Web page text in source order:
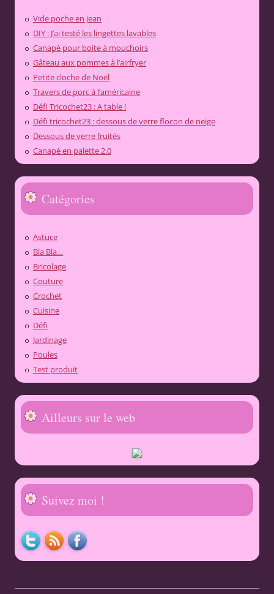
Vide poche en jean
DIY : J’ai testé les lingettes lavables
Canapé pour boite à mouchoirs
Gâteau aux pommes à l’airfryer
Petite cloche de Noël
Travers de porc à l’américaine
Défi Tricochet23 : A table !
Défi tricochet23 : dessous de verre flocon de neige
Dessous de verre fruités
Canapé en palette 2.0
Catégories
Astuce
Bla Bla…
Bricolage
Couture
Crochet
Cuisine
Défi
Jardinage
Poules
Test produit
Ailleurs sur le web
Suivez moi !